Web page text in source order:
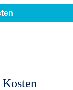
Kosten